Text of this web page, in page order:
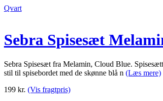
Qvart
Sebra Spisesæt
Sebra Spisesæt fra Melamin, Cloud Blue.
stil til spisebordet med de skønne blå n (Læs mere)
199 kr. (Vis fragtpris)